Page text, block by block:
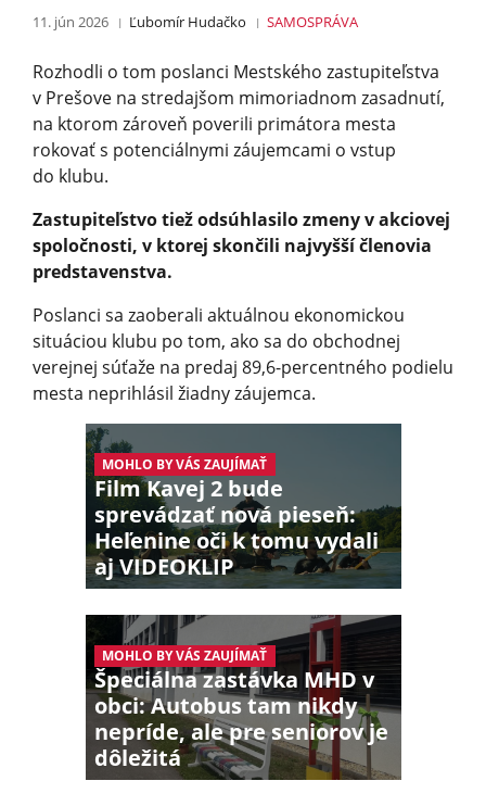
11. jún 2026 Ľubomír Hudačko SAMOSPRÁVA
Rozhodli o tom poslanci Mestského zastupiteľstva
v Prešove na stredajšom mimoriadnom zasadnutí,
na ktorom zároveň poverili primátora mesta
rokovať s potenciálnymi záujemcami o vstup
do klubu.
Zastupiteľstvo tiež odsúhlasilo zmeny v akciovej
spoločnosti, v ktorej skončili najvyšší členovia
predstavenstva.
Poslanci sa zaoberali aktuálnou ekonomickou
situáciou klubu po tom, ako sa do obchodnej
verejnej súťaže na predaj 89,6-percentného podielu
mesta neprihlásil žiadny záujemca.
MOHLO BY VÁS ZAUJÍMAŤ
Film Kavej 2 bude
sprevádzať nová pieseň:
Heľenine oči k tomu vydali
aj VIDEOKLIP
MOHLO BY VÁS ZAUJÍMAŤ
Špeciálna zastávka MHD v
obci: Autobus tam nikdy
nepríde, ale pre seniorov je
dôležitá